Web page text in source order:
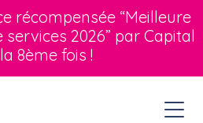
récompensée “Meilleure
2026” par Capital
8ème fois !